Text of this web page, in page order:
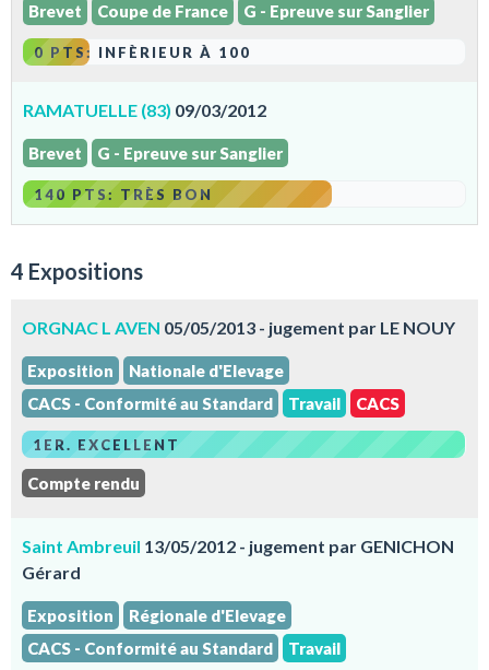
Brevet Coupe de France G - Epreuve sur Sanglier
0 PTS: INFÈRIEUR À 100
RAMATUELLE (83) 09/03/2012
Brevet G - Epreuve sur Sanglier
140 PTS: TRÈS BON
4 Expositions
ORGNAC L AVEN 05/05/2013 - jugement par LE NOUY
Exposition
Nationale d'Elevage
CACS - Conformité au Standard
Travail CACS
1ER. EXCELLENT
Compte rendu
Saint Ambreuil 13/05/2012 - jugement par GENICHON
Gérard
Exposition
Régionale d'Elevage
CACS - Conformité au Standard
Travail